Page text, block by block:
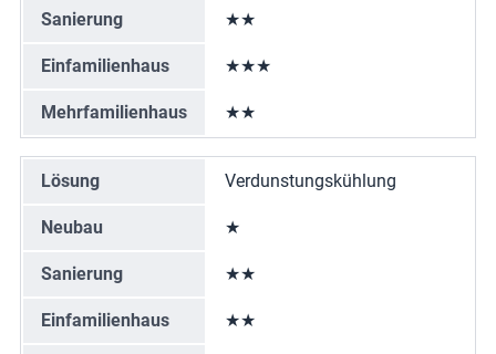
Sanierung ★★
Einfamilienhaus ★★★
Mehrfamilienhaus ★★
Lösung Verdunstungskühlung
Neubau ★
Sanierung ★★
Einfamilienhaus ★★